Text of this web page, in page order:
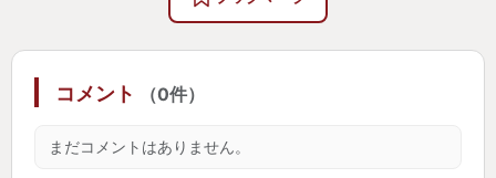
上げるために墓場文庫さんの前作「和階堂真の事件
である。
コメント （0件）
まだコメントはありません。